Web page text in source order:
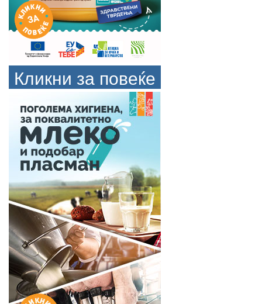
Кликни за повеќе